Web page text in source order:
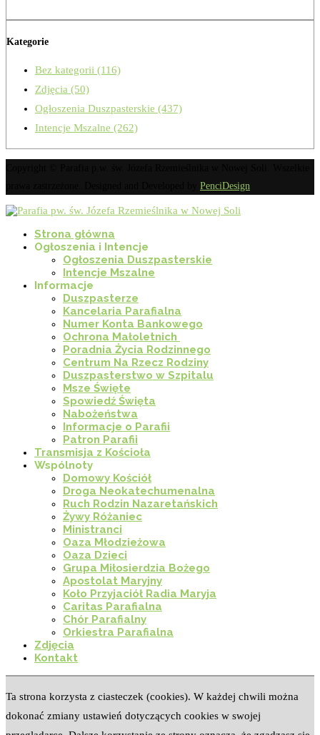
Kategorie
Bez kategorii (116)
Zdjęcia (50)
Ogłoszenia Duszpasterskie (437)
Intencje Mszalne (262)
PenciDesign
Strona główna
Ogłoszenia i Intencje
Ogłoszenia Duszpasterskie
Intencje Mszalne
Informacje
Duszpasterze
Kancelaria Parafialna
Numer Konta Bankowego
Ochrona Małoletnich
Poradnia Życia Rodzinnego
Centrum Na Rzecz Rodziny
Duszpasterstwo w Szpitalu
Msze Święte
Spowiedź Święta
Nabożeństwa
Informacje o Parafii
Patron Parafii
Transmisja z Kościoła
Wspólnoty
Domowy Kościół
Droga Neokatechumenalna
Ruch Rodzin Nazaretańskich
Żywy Różaniec
Ministranci
Oaza Młodzieżowa
Oaza Dzieci
Grupa Miłosierdzia Bożego
Apostolat Maryjny
Koło Przyjaciół Radia Maryja
Caritas Parafialna
Chór Parafialny
Orkiestra Parafialna
Zdjęcia
Kontakt
Ta strona korzysta z ciasteczek (cookies). W każdej chwili można
dokonać zmiany ustawień dotyczących cookies w swojej